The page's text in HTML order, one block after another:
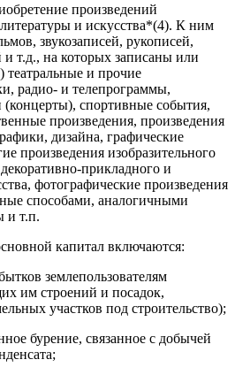
произведений
и искусства*(4). К ним
звукозаписей, рукописей,
т.д., на которых записаны или
театральные и прочие
радио- и телепрограммы,
спортивные события,
произведения, произведения
дизайна, графические
произведения изобразительного
прикладного и
фотографические произведения
способами, аналогичными
и т.п.
капитал включаются:
землепользователям
им строений и посадок,
участков под строительство);
бурение, связанное с добычей